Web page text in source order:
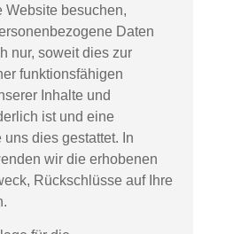
Website besuchen,
Daten
nur, soweit dies zur
funktionsfähigen
Inhalte und
ist und eine
dies gestattet. In
wir die erhobenen
Rückschlüsse auf Ihre